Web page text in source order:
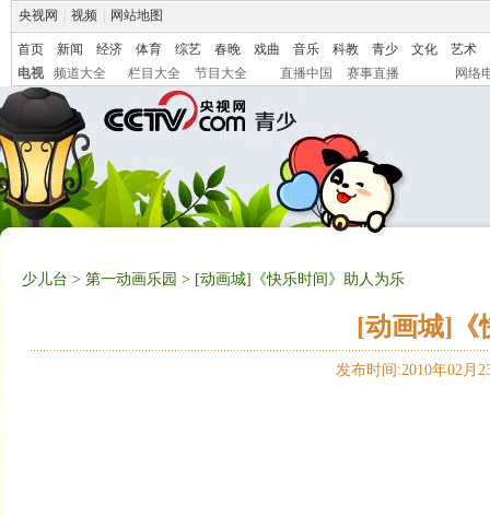
央视网 视频 网站地图
首页 新闻 经济 体育 综艺 春晚 戏曲 音乐 科教 青少 文化
艺术
电视
频道大全 栏目大全 节目大全 直播中国 赛事直播 网络
少儿台 > 第一动画乐园 > [动画城]《快乐时间》助人为乐
[动画城]《
发布时间:2010年02月